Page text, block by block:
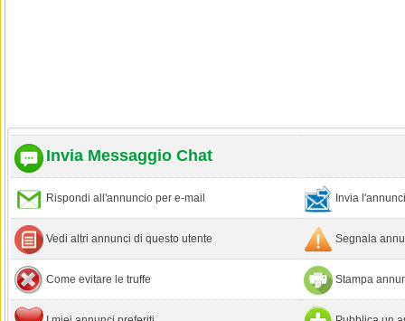
Invia Messaggio Chat
Rispondi all'annuncio per e-mail Invia
Vedi altri annunci di questo utente Segnala
Come evitare le truffe Stampa